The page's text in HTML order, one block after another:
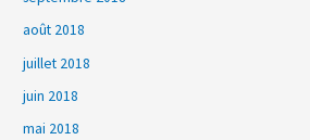
août 2018
juillet 2018
juin 2018
mai 2018